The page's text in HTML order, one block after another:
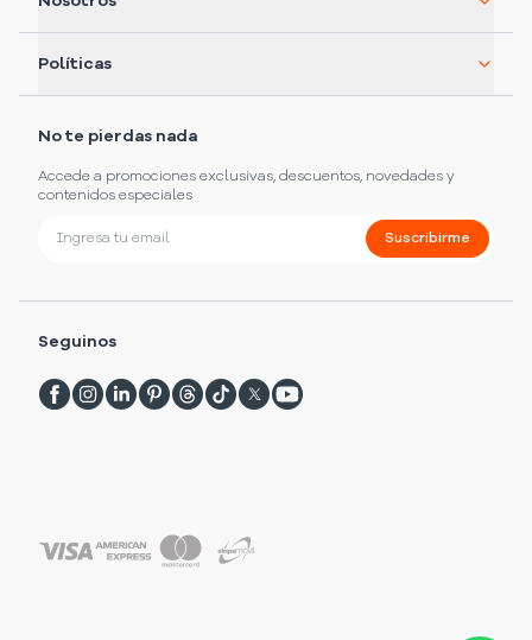
Políticas
No te pierdas nada
Accede a promociones exclusivas, descuentos, novedades y
contenidos especiales
Suscribirme
Seguinos